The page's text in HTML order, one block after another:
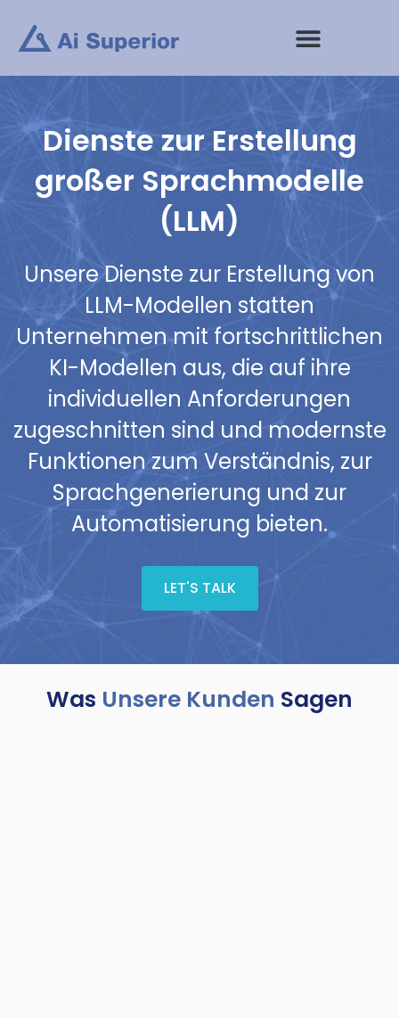
Inhalt
springen
Dienste zur Erstellung
großer Sprachmodelle
(LLM)
Unsere Dienste zur Erstellung von
LLM-Modellen statten
Unternehmen mit fortschrittlichen
KI-Modellen aus, die auf ihre
individuellen Anforderungen
zugeschnitten sind und modernste
Funktionen zum Verständnis, zur
Sprachgenerierung und zur
Automatisierung bieten.
LET'S TALK
Was Unsere Kunden Sagen